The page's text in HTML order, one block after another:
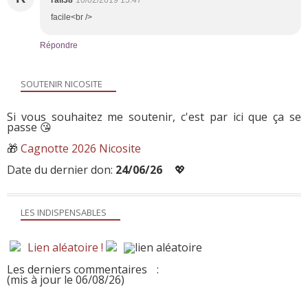
facile<br />
Répondre
LES INDISPENSABLES
Lien aléatoire !
Les derniers commentaires
:
(mis à jour le 06/08/26)
SOUTENIR NICOSITE
Si vous souhaitez me soutenir, c'est par ici que ça se
passe 😘
🎁 Cagnotte 2026 Nicosite
Date du dernier don: 24/06/26 💖